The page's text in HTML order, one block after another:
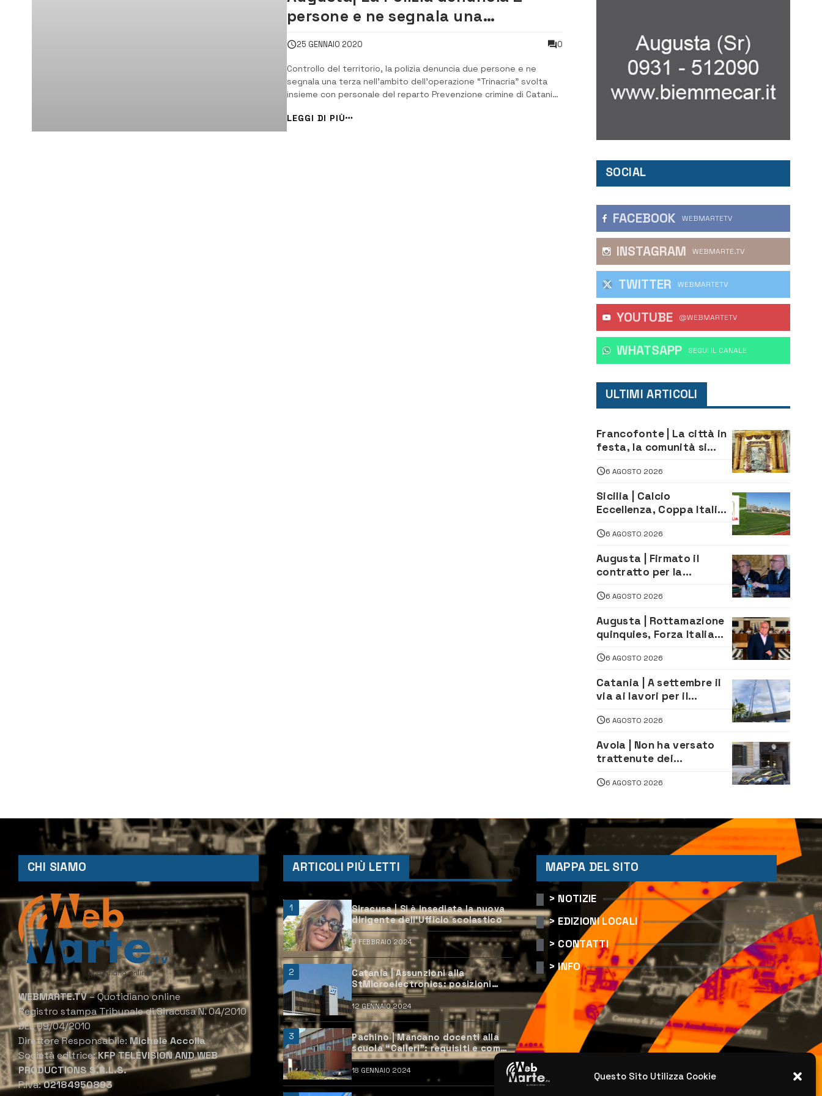
Questo Sito Utilizza Cookie
persone e ne segnala una
all’autorità amministrativa
25 GENNAIO 2020 0
Controllo del territorio, la polizia denuncia due persone e ne
segnala una terza nell’ambito dell’operazione “Trinacria” svolta
insieme con personale del reparto Prevenzione crimine di Catania.
possesso di cocaina e un uomo per inosservanza ai provvedimenti
dell&...
LEGGI DI PIÙ
SOCIAL
FACEBOOK WEBMARTETV
INSTAGRAM WEBMARTE.TV
TWITTER WEBMARTETV
YOUTUBE @WEBMARTETV
WHATSAPP ‎SEGUI IL CANALE
ULTIMI ARTICOLI
Francofonte | La città in
festa, la comunità si
della Neve tra fede e
tradizione
6 AGOSTO 2026
Sicilia | Calcio
Eccellenza, Coppa Italia:
andata
6 AGOSTO 2026
Augusta | Firmato il
contratto per la
depuratore delle acque
6 AGOSTO 2026
Augusta | Rottamazione
quinquies, Forza Italia
«La proposta è nostra»
6 AGOSTO 2026
Catania | A settembre il
via ai lavori per il
sud del porto
6 AGOSTO 2026
Avola | Non ha versato
trattenute dei
oltre 700 mila euro a
6 AGOSTO 2026
CHI SIAMO
WEBMARTE.TV– Quotidiano online
Registro stampa Tribunale di Siracusa N. 04/2010
DEL 09/04/2010
Direttore Responsabile:Michele Accolla
Società editrice:KFP TELEVISION AND WEB
PRODUCTIONS S.R.L.S.
P.Iva:02184950893
ARTICOLI PIÙ LETTI
1
Siracusa | Si è insediata la nuova
dirigente dell’Ufficio scolastico
6 FEBBRAIO 2024
2
Catania | Assunzioni alla
StMicroelectronics: posizioni
aperte e come candidarsi
12 GENNAIO 2024
3
Pachino | Mancano docenti alla
scuola “Calleri”: requisiti e come
candidarsi
18 GENNAIO 2024
MAPPA DEL SITO
> NOTIZIE
> EDIZIONI LOCALI
> CONTATTI
> INFO